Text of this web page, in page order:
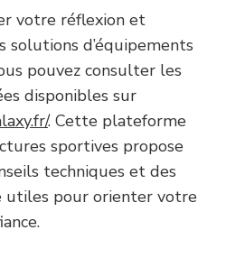
votre réflexion et
solutions d’équipements
pouvez consulter les
disponibles sur
. Cette plateforme
sportives propose
techniques et des
utiles pour orienter votre